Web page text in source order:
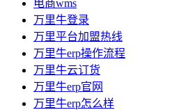
电商wms
万里牛登录
万里平台加盟热线
万里牛erp操作流程
万里牛云订货
万里牛erp官网
万里牛erp怎么样